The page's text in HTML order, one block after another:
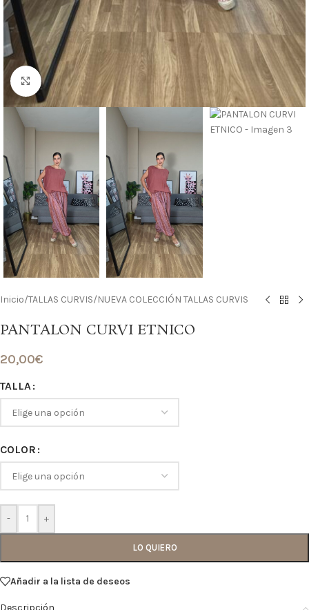
Haga clic para ampliar
Inicio/TALLAS CURVIS/NUEVA COLECCIÓN TALLAS CURVIS
PANTALON CURVI ETNICO
20,00€
TALLA
COLOR
- +
LO QUIERO
Añadir a la lista de deseos